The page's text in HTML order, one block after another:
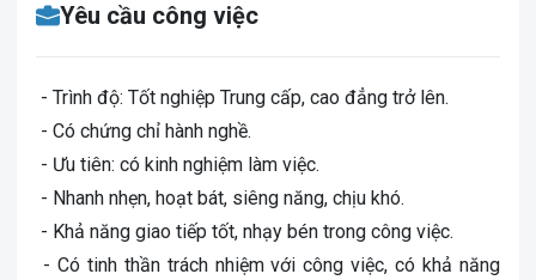
Yêu cầu công việc
­ - Trình độ: Tốt nghiệp Trung cấp, cao đẳng trở lên.
­ - Có chứng chỉ hành nghề.
- Ưu tiên: có kinh nghiệm làm việc.
­ - Nhanh nhẹn, hoạt bát, siêng năng, chịu khó.
­ - Khả năng giao tiếp tốt, nhạy bén trong công việc.
­ - Có tinh thần trách nhiệm với công việc, có khả năng